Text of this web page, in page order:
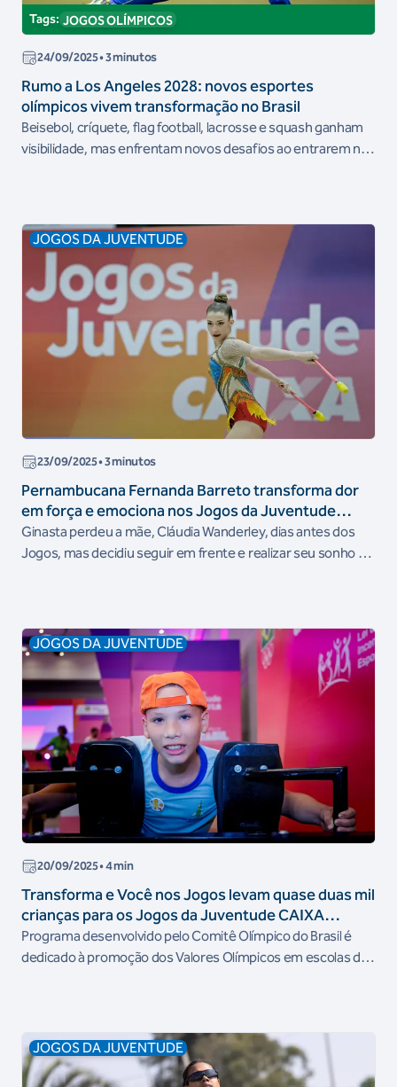
Tags: JOGOS OLÍMPICOS
24/09/2025• 3 minutos
Rumo a Los Angeles 2028: novos esportes
olímpicos vivem transformação no Brasil
Beisebol, críquete, flag football, lacrosse e squash ganham
visibilidade, mas enfrentam novos desafios ao entrarem no
JOGOS DA JUVENTUDE
23/09/2025• 3 minutos
Pernambucana Fernanda Barreto transforma dor
em força e emociona nos Jogos da Juventude
CAIXA 2025
Ginasta perdeu a mãe, Cláudia Wanderley, dias antes dos
Jogos, mas decidiu seguir em frente e realizar seu sonho de
JOGOS DA JUVENTUDE
20/09/2025• 4 min
Transforma e Você nos Jogos levam quase duas mil
crianças para os Jogos da Juventude CAIXA
Brasília 2025
Programa desenvolvido pelo Comitê Olímpico do Brasil é
dedicado à promoção dos Valores Olímpicos em escolas do
JOGOS DA JUVENTUDE